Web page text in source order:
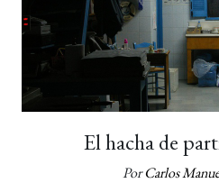
El hacha de
PorCarlos